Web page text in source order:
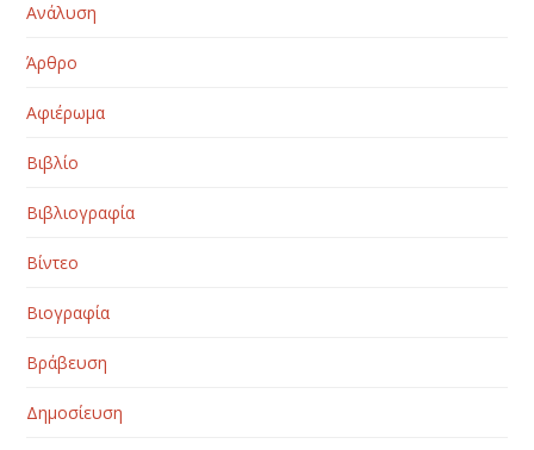
Ανάλυση
Άρθρο
Αφιέρωμα
Βιβλίο
Βιβλιογραφία
Βίντεο
Βιογραφία
Βράβευση
Δημοσίευση